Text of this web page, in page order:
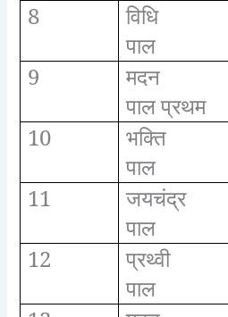
8
विधि
पाल
9
मदन
पाल प्रथम
10
भक्ति
पाल
11
जयचंद्र
पाल
12
प्रथ्वी
पाल